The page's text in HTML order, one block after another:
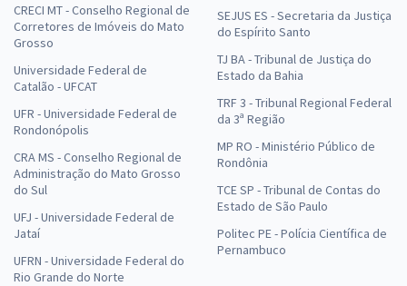
CRECI MT - Conselho Regional de
Corretores de Imóveis do Mato
Grosso
Universidade Federal de
Catalão - UFCAT
UFR - Universidade Federal de
Rondonópolis
CRA MS - Conselho Regional de
Administração do Mato Grosso
do Sul
UFJ - Universidade Federal de
Jataí
UFRN - Universidade Federal do
Rio Grande do Norte
SEJUS ES - Secretaria da Justiça
do Espírito Santo
TJ BA - Tribunal de Justiça do
Estado da Bahia
TRF 3 - Tribunal Regional Federal
da 3ª Região
MP RO - Ministério Público de
Rondônia
TCE SP - Tribunal de Contas do
Estado de São Paulo
Politec PE - Polícia Científica de
Pernambuco